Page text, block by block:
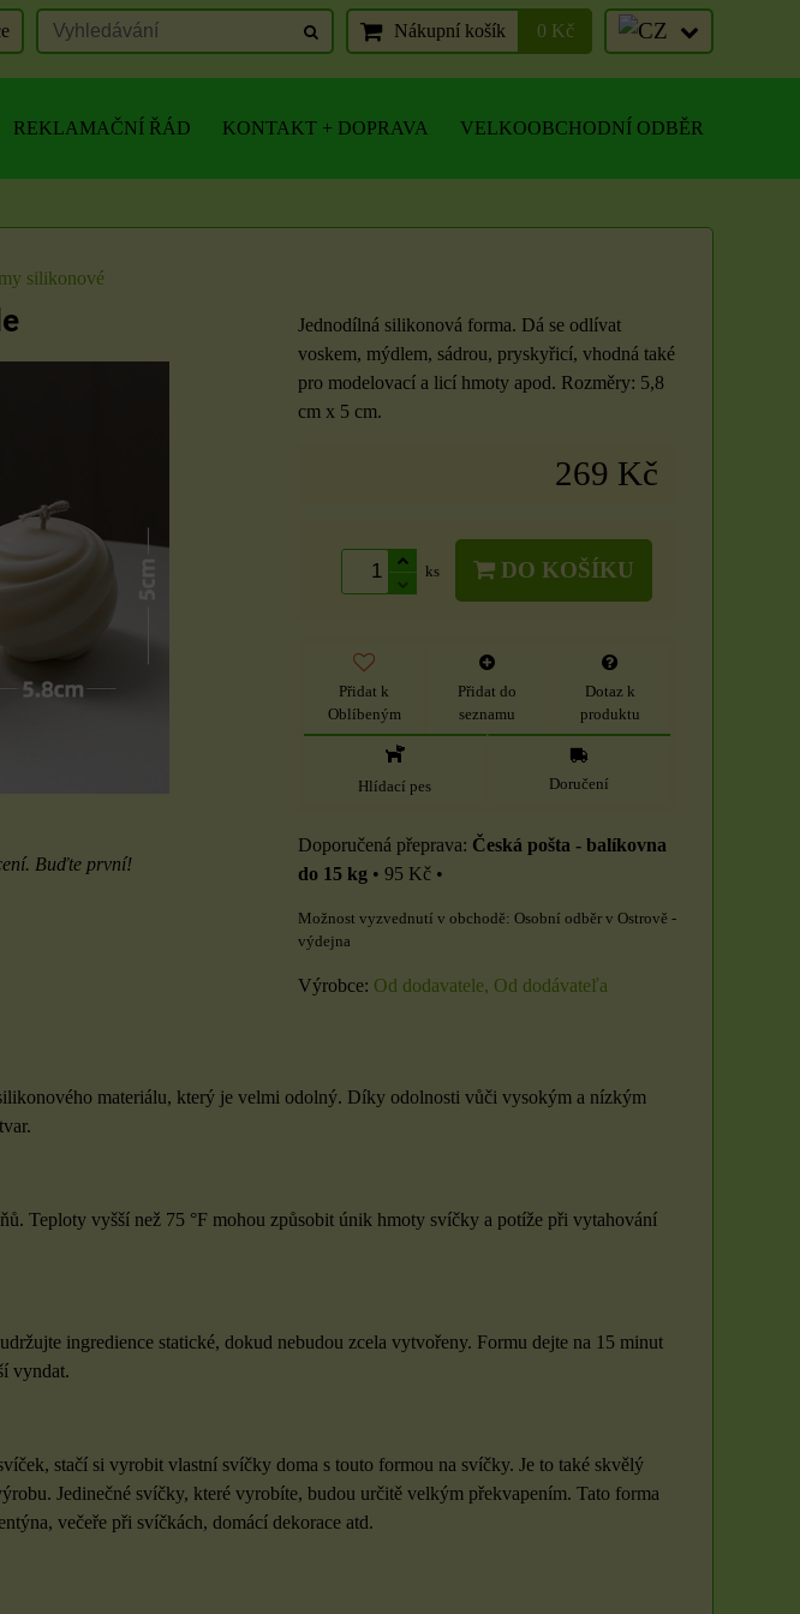
Nákupní košík 0 Kč
REKLAMAČNÍ ŘÁD KONTAKT + DOPRAVA VELKOOBCHODNÍ ODBĚR
silikonové
Buďte první!
Jednodílná silikonová forma. Dá se odlívat
voskem, mýdlem, sádrou, pryskyřicí, vhodná také
pro modelovací a licí hmoty apod. Rozměry: 5,8
cm x 5 cm.
269 Kč
ks DO KOŠÍKU
Přidat k
Oblíbeným
Přidat do
seznamu
Dotaz k
produktu
Hlídací pes Doručení
Česká pošta - balíkovna
do 15 kg • 95 Kč •
Osobní odběr v Ostrově -
výdejna
Výrobce: Od dodavatele, Od dodávateľa
materiálu, který je velmi odolný. Díky odolnosti vůči vysokým a nízkým
Teploty vyšší než 75 °F mohou způsobit únik hmoty svíčky a potíže při vytahování
ingredience statické, dokud nebudou zcela vytvořeny. Formu dejte na 15 minut
vyndat.
stačí si vyrobit vlastní svíčky doma s touto formou na svíčky. Je to také skvělý
Jedinečné svíčky, které vyrobíte, budou určitě velkým překvapením. Tato forma
večeře při svíčkách, domácí dekorace atd.